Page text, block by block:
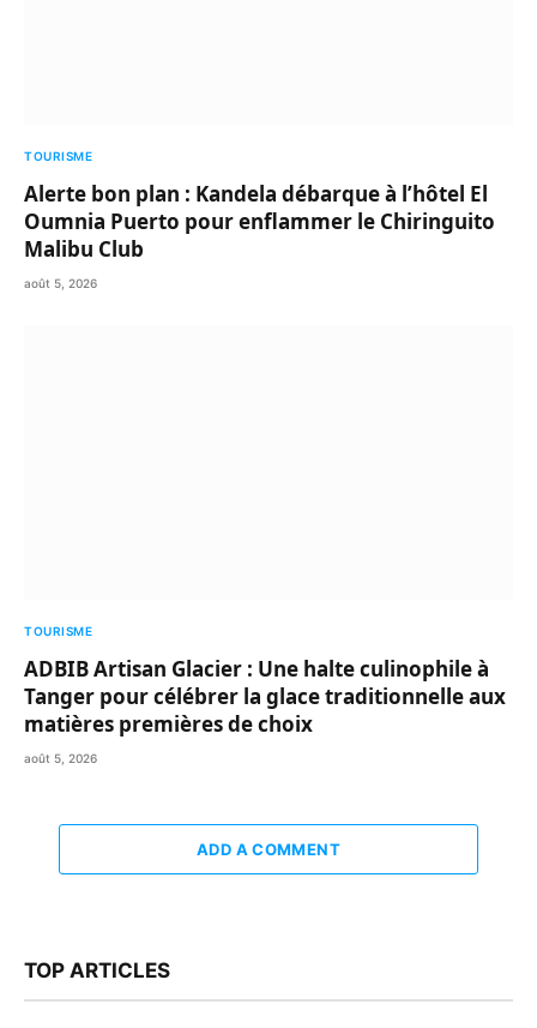
TOURISME
Alerte bon plan : Kandela débarque à l’hôtel El
Oumnia Puerto pour enflammer le Chiringuito
Malibu Club
août 5, 2026
TOURISME
ADBIB Artisan Glacier : Une halte culinophile à
Tanger pour célébrer la glace traditionnelle aux
matières premières de choix
août 5, 2026
ADD A COMMENT
TOP ARTICLES